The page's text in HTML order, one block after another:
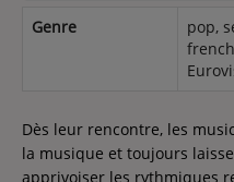
Genre
pop,
Dès leur rencontre, les
la musique et toujours
apprivoiser les rythmiques